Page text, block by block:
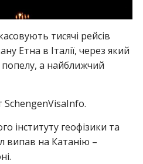
тисячі рейсів
Етна в Італії, через який
а найближчий
SchengenVisaInfo.
інституту геофізики та
випав на Катанію –